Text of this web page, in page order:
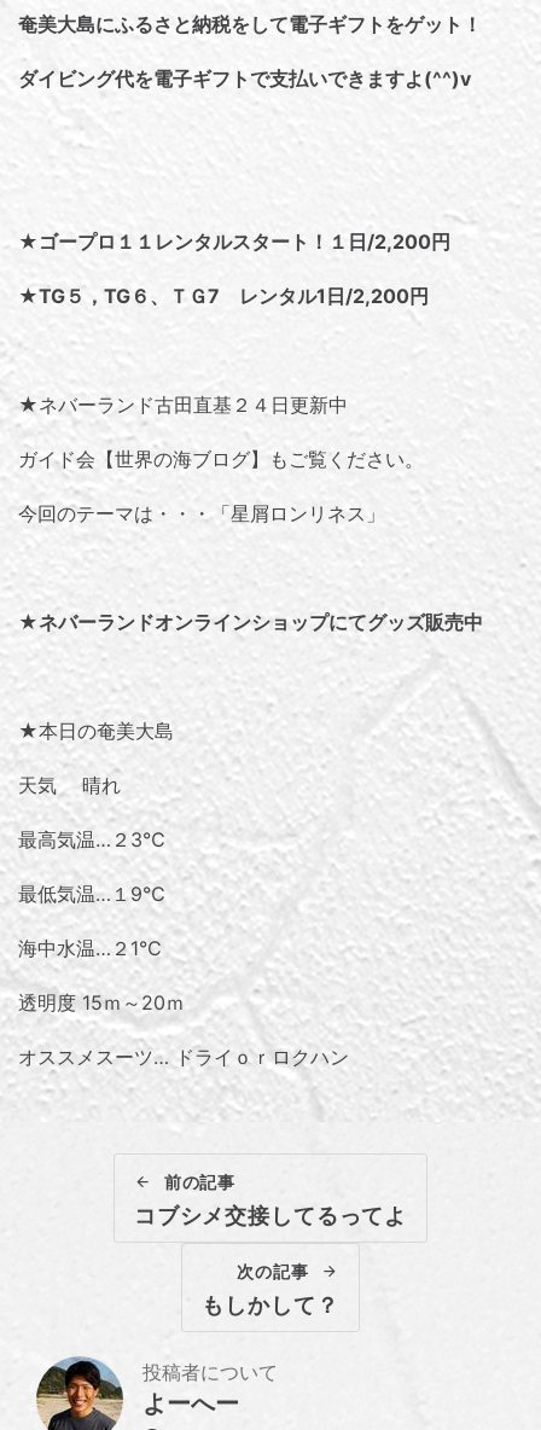
奄美大島にふるさと納税をして電子ギフトをゲット！
ダイビング代を電子ギフトで支払いできますよ(^^)v
★ゴープロ１１レンタルスタート！１日/2,200円
★TG５，TG６、ＴＧ7 レンタル1日/2,200円
★ネバーランド古田直基２４日更新中
ガイド会【世界の海ブログ】 もご覧ください。
今回のテーマは・・・「星屑ロンリネス 」
★ネバーランドオンラインショップにてグッズ販売中
★本日の奄美大島
天気 晴れ
最高気温…２3℃
最低気温…１9℃
海中水温…２1℃
透明度 15ｍ～20ｍ
オススメスーツ… ドライｏｒロクハン
前の記事
コブシメ交接してるってよ
次の記事
もしかして？
投稿者について
よーへー